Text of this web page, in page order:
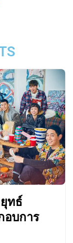
ทธ์
อบการ